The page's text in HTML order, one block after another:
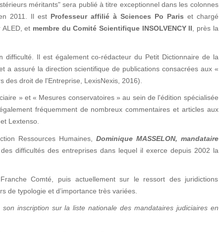
méritants" sera publié à titre exceptionnel dans les colonnes
2011. Il est Professeur affilié à Sciences Po Paris et chargé
et membre du Comité Scientifique INSOLVENCY II , près la
Il est également co-rédacteur du Petit Dictionnaire de la
a assuré la direction scientifique de publications consacrées aux «
droit de l'Entreprise, LexisNexis, 2016).
» et « Mesures conservatoires » au sein de l'édition spécialisée
fréquemment de nombreux commentaires et articles aux
Lextenso.
Ressources Humaines, Dominique MASSELON, mandataire
difficultés des entreprises dans lequel il exerce depuis 2002 la
Comté, puis actuellement sur le ressort des juridictions
de typologie et d’importance très variées.
son inscription sur la liste nationale des mandataires judiciaires en